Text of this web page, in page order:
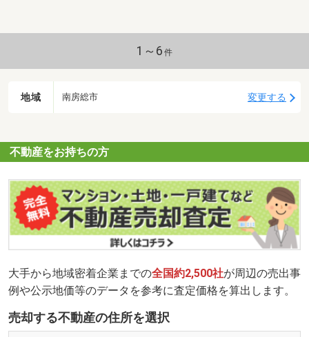
1～6 件
地域 南房総市 変更する
不動産をお持ちの方
大手から地域密着企業までの全国約2,500社が周辺の売出事
例や公示地価等のデータを参考に査定価格を算出します。
売却する不動産の住所を選択